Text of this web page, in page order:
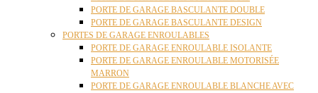
PORTE DE GARAGE BASCULANTE DOUBLE
PORTE DE GARAGE BASCULANTE DESIGN
PORTES DE GARAGE ENROULABLES
PORTE DE GARAGE ENROULABLE ISOLANTE
PORTE DE GARAGE ENROULABLE MOTORISÉE
MARRON
PORTE DE GARAGE ENROULABLE BLANCHE AVEC